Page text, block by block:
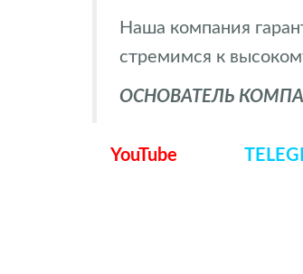
Наша компания
стремимся к
ОСНОВАТЕЛЬ
YouTube